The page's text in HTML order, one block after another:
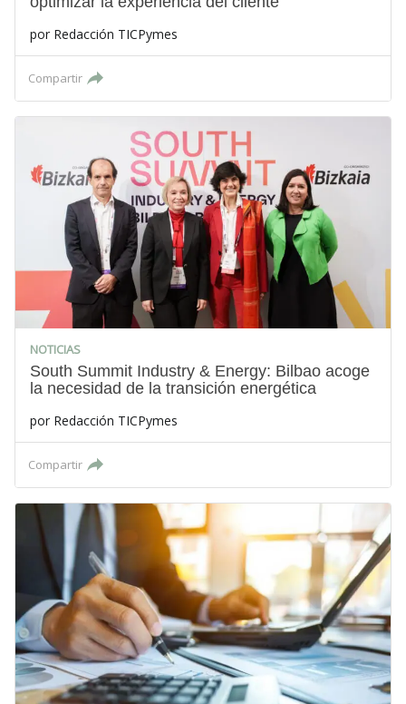
por Redacción TICPymes
Compartir
NOTICIAS
South Summit Industry & Energy: Bilbao acoge
la necesidad de la transición energética
por Redacción TICPymes
Compartir